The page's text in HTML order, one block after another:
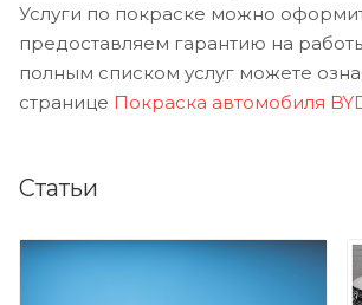
Услуги по покраске можно
предоставляем гарантию на
полным списком услуг можете
странице Покраска автомобиля
Статьи